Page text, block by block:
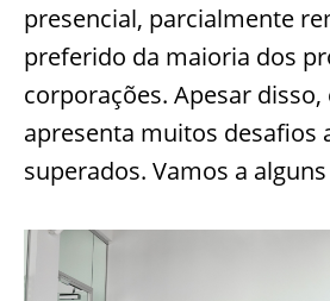
presencial, parcialmente
preferido da maioria dos
corporações. Apesar
apresenta muitos desafios
superados. Vamos a